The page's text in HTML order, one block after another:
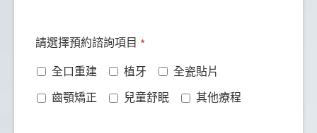
建議，技術與經驗都讓人十分安心。
後修復、消腫與整體恢復幫助很大，對運動員恢復也
非常的好！這點在牙科診所中相當少見。無論是專業
請選擇預約諮詢項目 *
全口重建 植牙 全瓷貼片
齒顎矯正 兒童舒眠 其他療程